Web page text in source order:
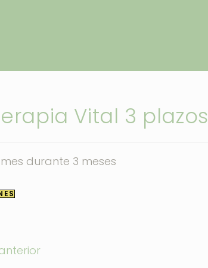
Vital 3 plazos
durante 3 meses